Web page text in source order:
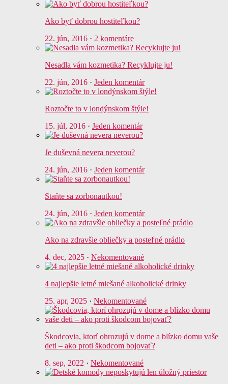
Ako byť dobrou hostiteľkou?
22. jún, 2016 · 2 komentáre
Nesadla vám kozmetika? Recyklujte ju!
22. jún, 2016 · Jeden komentár
Roztočte to v londýnskom štýle!
15. júl, 2016 · Jeden komentár
Je duševná nevera neverou?
24. jún, 2016 · Jeden komentár
Staňte sa zorbonautkou!
24. jún, 2016 · Jeden komentár
Ako na zdravšie obliečky a posteľné prádlo
4. dec, 2025 · Nekomentované
4 najlepšie letné miešané alkoholické drinky
25. apr, 2025 · Nekomentované
Škodcovia, ktorí ohrozujú v dome a blízko domu vaše
deti – ako proti škodcom bojovať?
8. sep, 2022 · Nekomentované